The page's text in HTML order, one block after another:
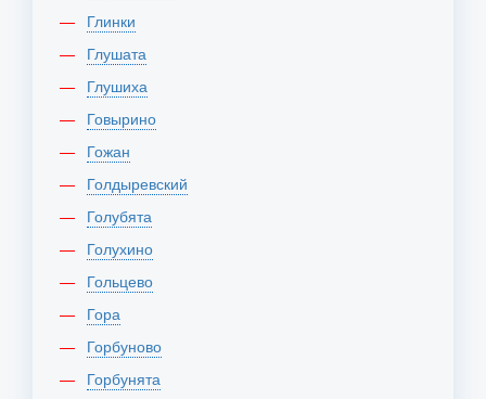
Глинки
Глушата
Глушиха
Говырино
Гожан
Голдыревский
Голубята
Голухино
Гольцево
Гора
Горбуново
Горбунята